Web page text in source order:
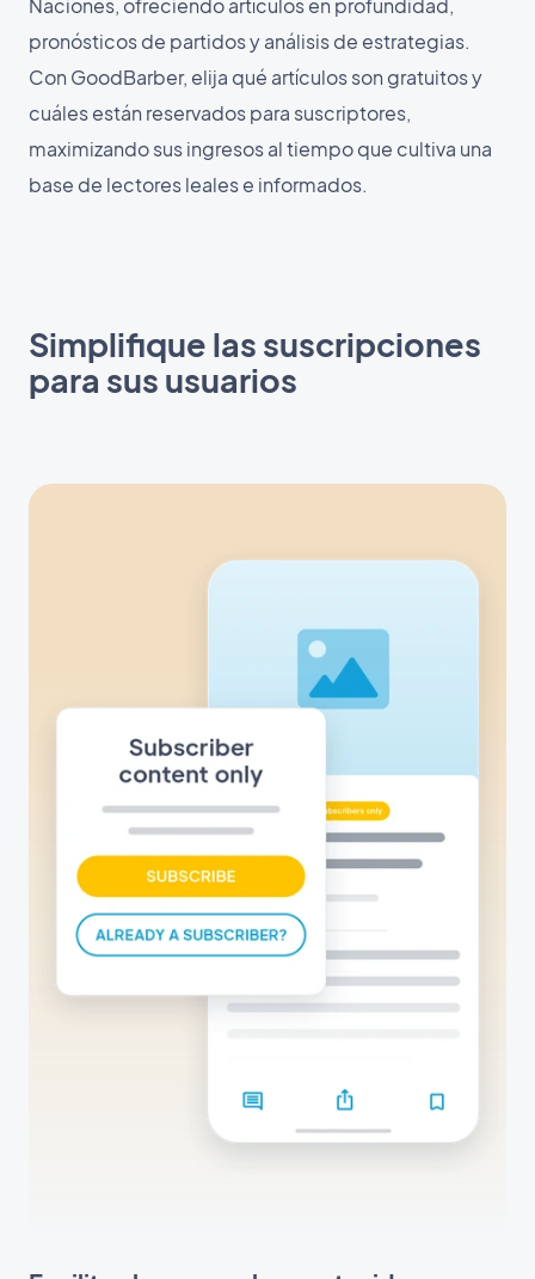
Naciones, ofreciendo artículos en profundidad,
pronósticos de partidos y análisis de estrategias.
Con GoodBarber, elija qué artículos son gratuitos y
cuáles están reservados para suscriptores,
maximizando sus ingresos al tiempo que cultiva una
base de lectores leales e informados.
Simplifique las suscripciones
para sus usuarios